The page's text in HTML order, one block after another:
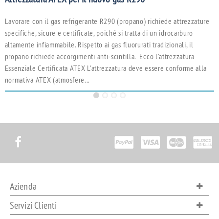
Lavorare con il gas refrigerante R290 (propano) richiede attrezzature
specifiche, sicure e certificate, poiché si tratta di un idrocarburo
altamente infiammabile. Rispetto ai gas fluorurati tradizionali, il
propano richiede accorgimenti anti-scintilla. Ecco l'attrezzatura
Essenziale Certificata ATEX L'attrezzatura deve essere conforme alla
normativa ATEX (atmosfere...
Azienda
Servizi Clienti